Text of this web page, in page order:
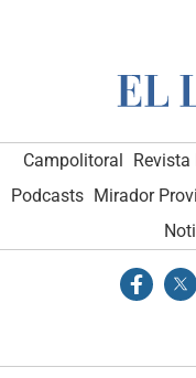
Campolitoral
Podcasts Mirador